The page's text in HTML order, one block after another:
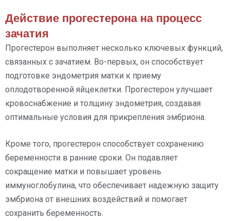
Действие прогестерона на процесс
зачатия
Прогестерон выполняет несколько ключевых функций,
связанных с зачатием. Во-первых, он способствует
подготовке эндометрия матки к приему
оплодотворенной яйцеклетки. Прогестерон улучшает
кровоснабжение и толщину эндометрия, создавая
оптимальные условия для прикрепления эмбриона.
Кроме того, прогестерон способствует сохранению
беременности в ранние сроки. Он подавляет
сокращение матки и повышает уровень
иммуноглобулина, что обеспечивает надежную защиту
эмбриона от внешних воздействий и помогает
сохранить беременность.